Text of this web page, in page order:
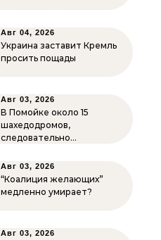
Авг 04, 2026
Украина заставит Кремль
просить пощады
Авг 03, 2026
В Помойке около 15
шахедодромов,
следовательно…
Авг 03, 2026
“Коалиция желающих”
медленно умирает?
Авг 03, 2026